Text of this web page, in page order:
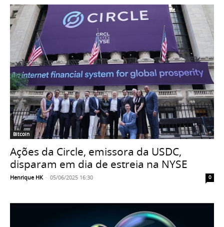
Bitcoin
Ações da Circle, emissora da USDC,
disparam em dia de estreia na NYSE
Henrique HK - 05/06/2025 16:30 0